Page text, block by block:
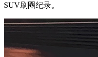
SUV刷圈纪录。